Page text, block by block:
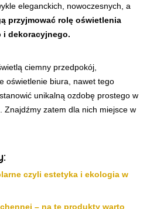
eleganckich, nowoczesnych, a
przyjmować rolę oświetlenia
i dekoracyjnego.
ciemny przedpokój,
oświetlenie biura, nawet tego
unikalną ozdobę prostego w
Znajdźmy zatem dla nich miejsce w
czyli estetyka i ekologia w
– na te produkty warto